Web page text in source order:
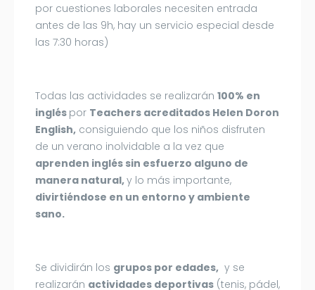
por cuestiones laborales necesiten entrada
antes de las 9h, hay un servicio especial desde
las 7:30 horas)
Todas las actividades se realizarán 100% en
inglés por Teachers acreditados Helen Doron
English, consiguiendo que los niños disfruten
de un verano inolvidable a la vez que
aprenden inglés sin esfuerzo alguno de
manera natural,y lo más importante,
divirtiéndose en un entorno y ambiente
sano.
Se dividirán los grupos por edades, y se
realizarán actividades deportivas (tenis, pádel,